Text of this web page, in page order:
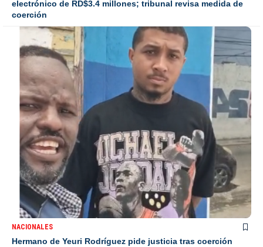
electrónico de RD$3.4 millones; tribunal revisa medida de
coerción
NACIONALES
Hermano de Yeuri Rodríguez pide justicia tras coerción